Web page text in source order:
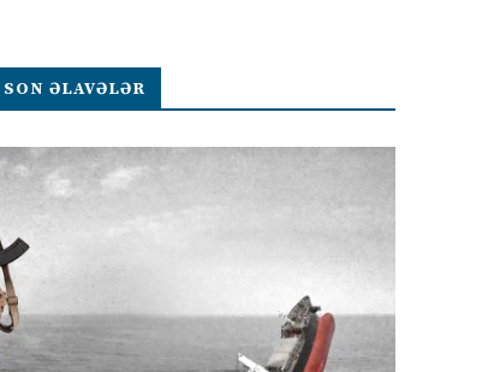
SON ƏLAVƏLƏR